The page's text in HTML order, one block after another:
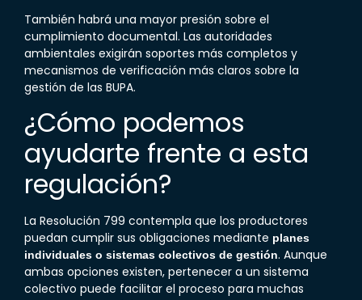
También habrá una mayor presión sobre el
cumplimiento documental. Las autoridades
ambientales exigirán soportes más completos y
mecanismos de verificación más claros sobre la
gestión de las BUPA.
¿Cómo podemos
ayudarte frente a esta
regulación?
La Resolución 799 contempla que los productores
puedan cumplir sus obligaciones mediante planes
individuales o sistemas colectivos de gestión. Aunque
ambas opciones existen, pertenecer a un sistema
colectivo puede facilitar el proceso para muchas